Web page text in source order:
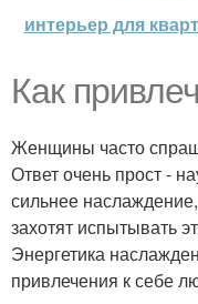
интерьер для
Как
Женщины часто
Ответ очень прост -
сильнее
захотят испытывать
Энергетика
привлечения к себе